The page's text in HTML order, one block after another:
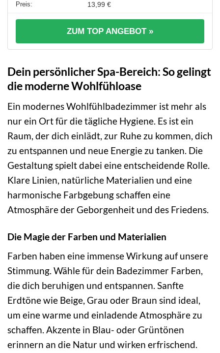
13,99 €
ZUM TOP ANGEBOT »
Dein persönlicher Spa-Bereich: So gelingt
die moderne Wohlfühloase
Ein modernes Wohlfühlbadezimmer ist mehr als
nur ein Ort für die tägliche Hygiene. Es ist ein
Raum, der dich einlädt, zur Ruhe zu kommen, dich
zu entspannen und neue Energie zu tanken. Die
Gestaltung spielt dabei eine entscheidende Rolle.
Klare Linien, natürliche Materialien und eine
harmonische Farbgebung schaffen eine
Atmosphäre der Geborgenheit und des Friedens.
Die Magie der Farben und Materialien
Farben haben eine immense Wirkung auf unsere
Stimmung. Wähle für dein Badezimmer Farben,
die dich beruhigen und entspannen. Sanfte
Erdtöne wie Beige, Grau oder Braun sind ideal,
um eine warme und einladende Atmosphäre zu
schaffen. Akzente in Blau- oder Grüntönen
erinnern an die Natur und wirken erfrischend.